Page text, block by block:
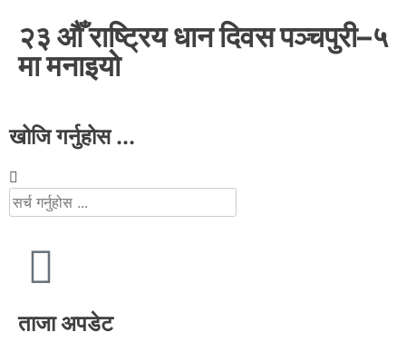
२३ औँ राष्ट्रिय धान दिवस पञ्चपुरी–५
मा मनाइयाे
खोजि गर्नुहोस ...
ताजा अपडेट